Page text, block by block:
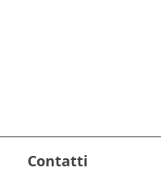
Contatti